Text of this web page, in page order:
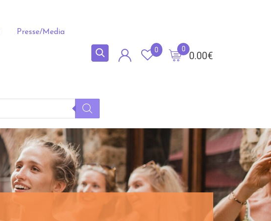
Presse/Media
0.00€
0
0